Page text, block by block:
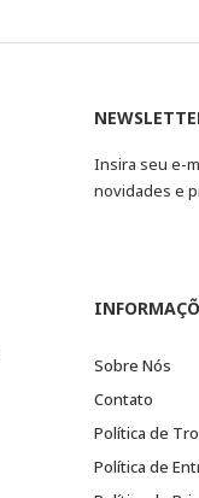
Insira seu e-
novidades e
Sobre Nós
Contato
Política de
Política de